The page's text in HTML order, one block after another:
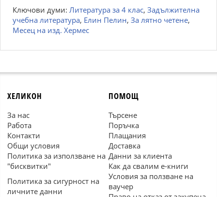
Ключови думи: Литература за 4 клас, Задължителна
учебна литература, Елин Пелин, За лятно четене,
Месец на изд. Хермес
ХЕЛИКОН
За нас
Работа
Контакти
Общи условия
Политика за използване на
"бисквитки"
Политика за сигурност на
личните данни
ПОМОЩ
Търсене
Поръчка
Плащания
Доставка
Данни за клиента
Как да свалим е-книги
Условия за ползване на
ваучер